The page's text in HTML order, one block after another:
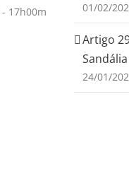
17h00m
01/02/
Artigo
Sandália
24/01/